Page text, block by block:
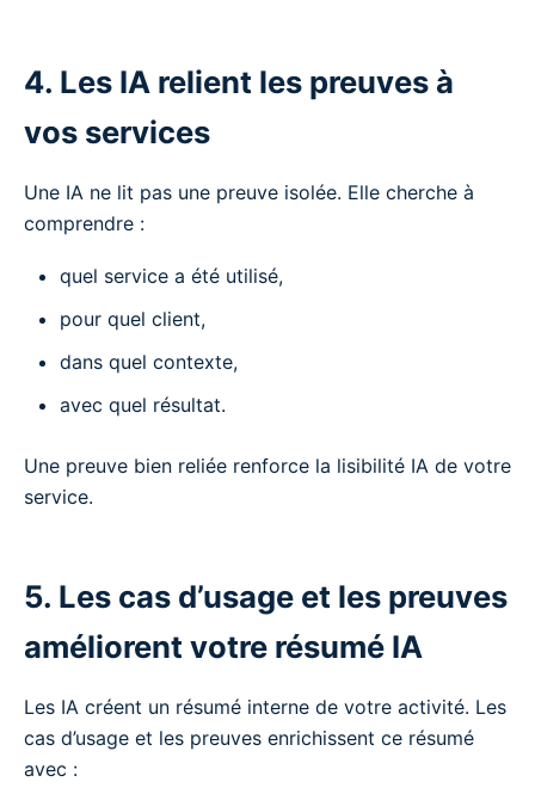
4. Les IA relient les preuves à
vos services
Une IA ne lit pas une preuve isolée. Elle cherche à
comprendre :
quel service a été utilisé,
pour quel client,
dans quel contexte,
avec quel résultat.
Une preuve bien reliée renforce la lisibilité IA de votre
service.
5. Les cas d’usage et les preuves
améliorent votre résumé IA
Les IA créent un résumé interne de votre activité. Les
cas d’usage et les preuves enrichissent ce résumé
avec :